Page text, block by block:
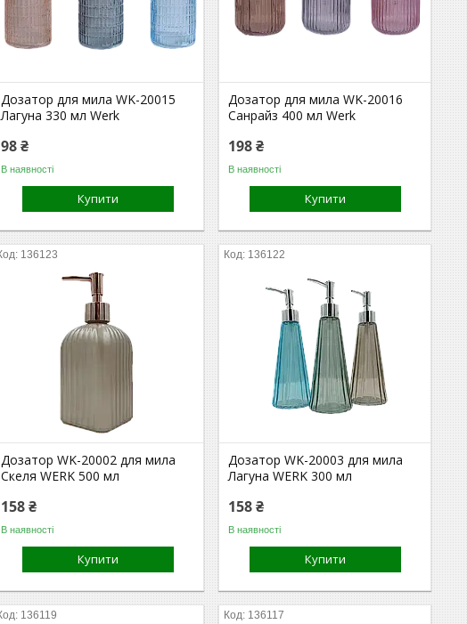
Дозатор для мила WK-20015
Лагуна 330 мл Werk
98 ₴
В наявності
Купити
Дозатор для мила WK-20016
Санрайз 400 мл Werk
198 ₴
В наявності
Купити
136123
Дозатор WK-20002 для мила
Скеля WERK 500 мл
158 ₴
В наявності
Купити
136122
Дозатор WK-20003 для мила
Лагуна WERK 300 мл
158 ₴
В наявності
Купити
136119 136117